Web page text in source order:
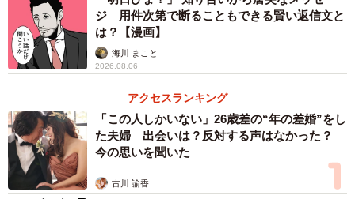
励ましてほしい時に夫は大谷の動向に夢中…（加鳥アサさん提供）
ジ 用件次第で断ることもできる賢い返信文と
は？【漫画】
海川 まこと
2026.08.06
アクセスランキング
「この人しかいない」26歳差の“年の差婚”をし
た夫婦 出会いは？反対する声はなかった？
今の思いを聞いた
古川 諭香